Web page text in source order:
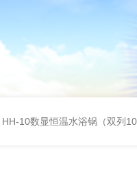
HH-10数显恒温水浴锅（双列